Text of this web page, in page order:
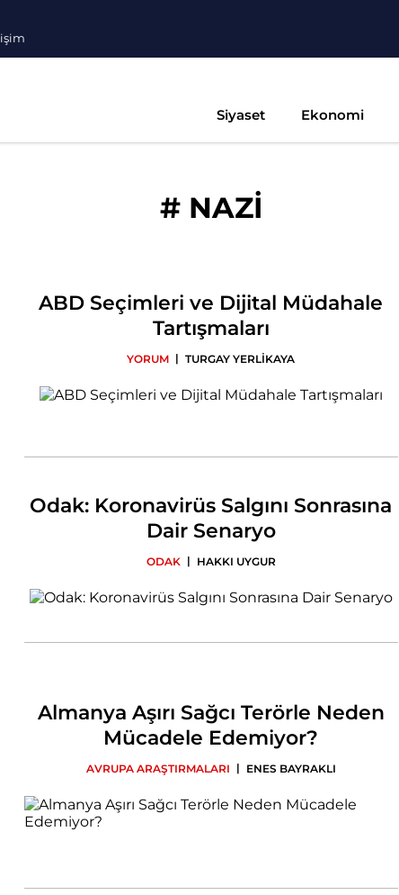
Siyaset Ekonomi
# NAZİ
ABD Seçimleri ve Dijital Müdahale
Tartışmaları
YORUM | TURGAY YERLİKAYA
Odak: Koronavirüs Salgını Sonrasına
Dair Senaryo
ODAK | HAKKI UYGUR
Almanya Aşırı Sağcı Terörle Neden
Mücadele Edemiyor?
AVRUPA ARAŞTIRMALARI | ENES BAYRAKLI